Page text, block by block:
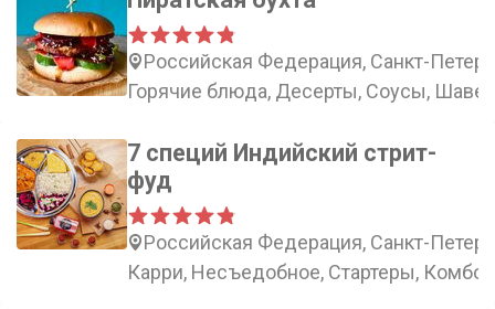
Российская Федерация, Санкт-
Горячие блюда, Десерты, Соусы,
7 специй Индийский стрит-
фуд
Российская Федерация, Санкт-
Карри, Несъедобное, Стартеры, Комбо